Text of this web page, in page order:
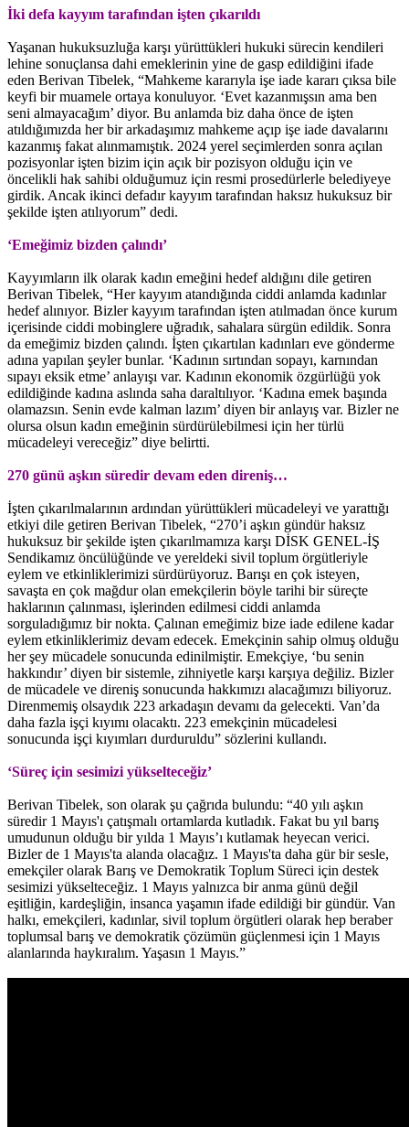
İki defa kayyım tarafından işten çıkarıldı
Yaşanan hukuksuzluğa karşı yürüttükleri hukuki sürecin kendileri
lehine sonuçlansa dahi emeklerinin yine de gasp edildiğini ifade
eden Berivan Tibelek, “Mahkeme kararıyla işe iade kararı çıksa bile
keyfi bir muamele ortaya konuluyor. ‘Evet kazanmışsın ama ben
seni almayacağım’ diyor. Bu anlamda biz daha önce de işten
atıldığımızda her bir arkadaşımız mahkeme açıp işe iade davalarını
kazanmış fakat alınmamıştık. 2024 yerel seçimlerden sonra açılan
pozisyonlar işten bizim için açık bir pozisyon olduğu için ve
öncelikli hak sahibi olduğumuz için resmi prosedürlerle belediyeye
girdik. Ancak ikinci defadır kayyım tarafından haksız hukuksuz bir
şekilde işten atılıyorum” dedi.
‘Emeğimiz bizden çalındı’
Kayyımların ilk olarak kadın emeğini hedef aldığını dile getiren
Berivan Tibelek, “Her kayyım atandığında ciddi anlamda kadınlar
hedef alınıyor. Bizler kayyım tarafından işten atılmadan önce kurum
içerisinde ciddi mobinglere uğradık, sahalara sürgün edildik. Sonra
da emeğimiz bizden çalındı. İşten çıkartılan kadınları eve gönderme
adına yapılan şeyler bunlar. ‘Kadının sırtından sopayı, karnından
sıpayı eksik etme’ anlayışı var. Kadının ekonomik özgürlüğü yok
edildiğinde kadına aslında saha daraltılıyor. ‘Kadına emek başında
olamazsın. Senin evde kalman lazım’ diyen bir anlayış var. Bizler ne
olursa olsun kadın emeğinin sürdürülebilmesi için her türlü
mücadeleyi vereceğiz” diye belirtti.
270 günü aşkın süredir devam eden direniş…
İşten çıkarılmalarının ardından yürüttükleri mücadeleyi ve yarattığı
etkiyi dile getiren Berivan Tibelek, “270’i aşkın gündür haksız
hukuksuz bir şekilde işten çıkarılmamıza karşı DİSK GENEL-İŞ
Sendikamız öncülüğünde ve yereldeki sivil toplum örgütleriyle
eylem ve etkinliklerimizi sürdürüyoruz. Barışı en çok isteyen,
savaşta en çok mağdur olan emekçilerin böyle tarihi bir süreçte
haklarının çalınması, işlerinden edilmesi ciddi anlamda
sorguladığımız bir nokta. Çalınan emeğimiz bize iade edilene kadar
eylem etkinliklerimiz devam edecek. Emekçinin sahip olmuş olduğu
her şey mücadele sonucunda edinilmiştir. Emekçiye, ‘bu senin
hakkındır’ diyen bir sistemle, zihniyetle karşı karşıya değiliz. Bizler
de mücadele ve direniş sonucunda hakkımızı alacağımızı biliyoruz.
Direnmemiş olsaydık 223 arkadaşın devamı da gelecekti. Van’da
daha fazla işçi kıyımı olacaktı. 223 emekçinin mücadelesi
sonucunda işçi kıyımları durduruldu” sözlerini kullandı.
‘Süreç için sesimizi yükselteceğiz’
Berivan Tibelek, son olarak şu çağrıda bulundu: “40 yılı aşkın
süredir 1 Mayıs'ı çatışmalı ortamlarda kutladık. Fakat bu yıl barış
umudunun olduğu bir yılda 1 Mayıs’ı kutlamak heyecan verici.
Bizler de 1 Mayıs'ta alanda olacağız. 1 Mayıs'ta daha gür bir sesle,
emekçiler olarak Barış ve Demokratik Toplum Süreci için destek
sesimizi yükselteceğiz. 1 Mayıs yalnızca bir anma günü değil
eşitliğin, kardeşliğin, insanca yaşamın ifade edildiği bir gündür. Van
halkı, emekçileri, kadınlar, sivil toplum örgütleri olarak hep beraber
toplumsal barış ve demokratik çözümün güçlenmesi için 1 Mayıs
alanlarında haykıralım. Yaşasın 1 Mayıs.”